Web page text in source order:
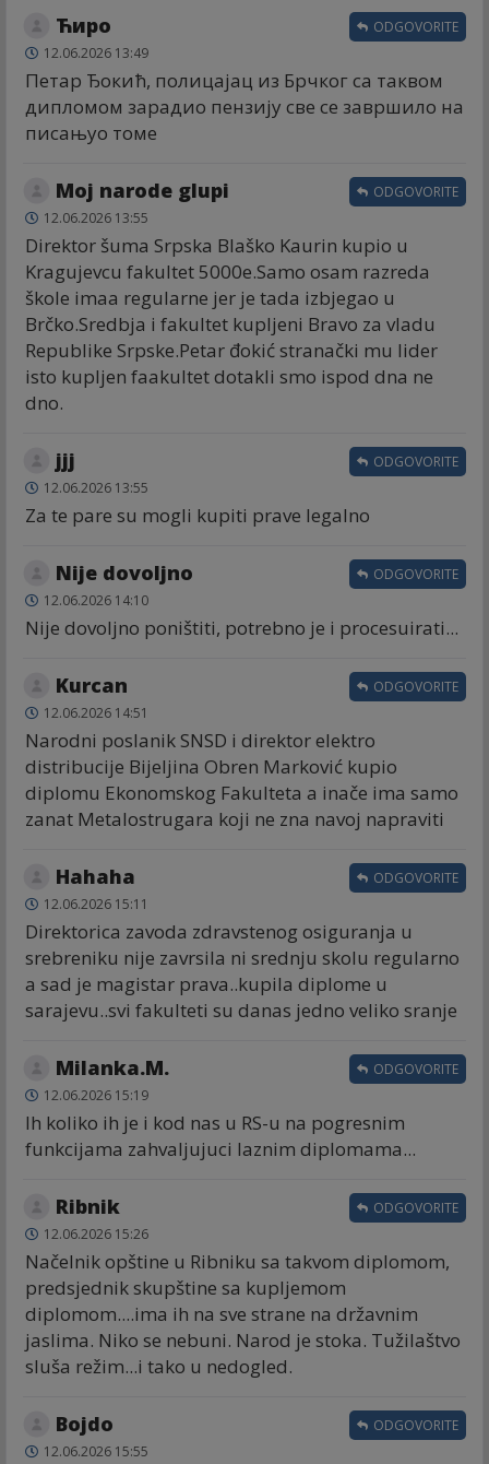
Ћиро
12.06.2026 13:49
Петар Ђокић, полицајац из Брчког са таквом
дипломом зарадио пензију све се завршило на
писањуо томе
ODGOVORITE
Moj narode glupi
12.06.2026 13:55
Direktor šuma Srpska Blaško Kaurin kupio u
Kragujevcu fakultet 5000e.Samo osam razreda
škole imaa regularne jer je tada izbjegao u
Brčko.Sredbja i fakultet kupljeni Bravo za vladu
Republike Srpske.Petar đokić stranački mu lider
isto kupljen faakultet dotakli smo ispod dna ne
dno.
ODGOVORITE
jjj
12.06.2026 13:55
Za te pare su mogli kupiti prave legalno
ODGOVORITE
Nije dovoljno
12.06.2026 14:10
Nije dovoljno poništiti, potrebno je i procesuirati...
ODGOVORITE
Kurcan
12.06.2026 14:51
Narodni poslanik SNSD i direktor elektro
distribucije Bijeljina Obren Marković kupio
diplomu Ekonomskog Fakulteta a inače ima samo
zanat Metalostrugara koji ne zna navoj napraviti
ODGOVORITE
Hahaha
12.06.2026 15:11
Direktorica zavoda zdravstenog osiguranja u
srebreniku nije zavrsila ni srednju skolu regularno
a sad je magistar prava..kupila diplome u
sarajevu..svi fakulteti su danas jedno veliko sranje
ODGOVORITE
Milanka.M.
12.06.2026 15:19
Ih koliko ih je i kod nas u RS-u na pogresnim
funkcijama zahvaljujuci laznim diplomama...
ODGOVORITE
Ribnik
12.06.2026 15:26
Načelnik opštine u Ribniku sa takvom diplomom,
predsjednik skupštine sa kupljemom
diplomom....ima ih na sve strane na državnim
jaslima. Niko se nebuni. Narod je stoka. Tužilaštvo
sluša režim...i tako u nedogled.
ODGOVORITE
Bojdo
12.06.2026 15:55
ODGOVORITE